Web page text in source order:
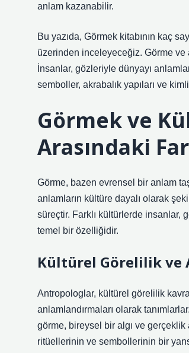
anlam kazanabilir.
Bu yazıda, Görmek kitabının kaç
üzerinden inceleyeceğiz. Görme ve
İnsanlar, gözleriyle dünyayı
semboller, akrabalık yapıları ve
Görmek ve
Arasındaki
Görme, bazen evrensel bir anlam
anlamların kültüre dayalı olarak
süreçtir. Farklı kültürlerde insanlar,
temel bir özelliğidir.
Kültürel Görelilik ve
Antropologlar, kültürel görelilik
anlamlandırmaları olarak
görme, bireysel bir algı ve gerçeklik
ritüellerinin ve sembollerinin bir